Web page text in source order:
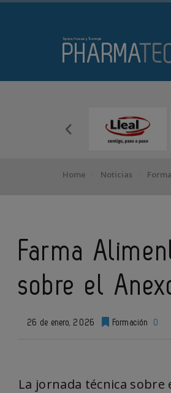
Home Noticias
Farma
sobre el
26 de enero, 2026 Formación 0
La jornada técnica sobre